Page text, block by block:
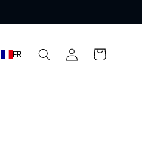
FR
connecter
Panier
d'achat